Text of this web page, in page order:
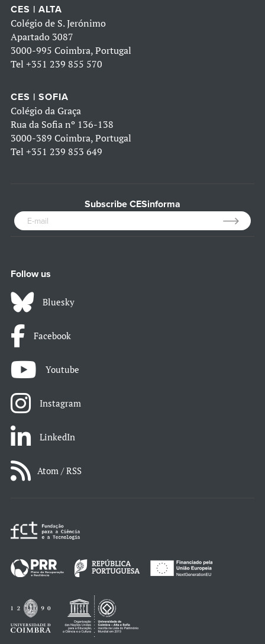
CES | ALTA
Colégio de S. Jerónimo
Apartado 3087
3000-995 Coimbra, Portugal
Tel +351 239 855 570
CES | SOFIA
Colégio da Graça
Rua da Sofia nº 136-138
3000-389 Coimbra, Portugal
Tel +351 239 853 649
Subscribe CESinforma
Follow us
Bluesky
Facebook
Youtube
Instagram
LinkedIn
Atom / RSS